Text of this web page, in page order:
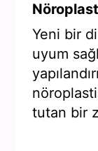
Yeni bir
uyum
tutan bir